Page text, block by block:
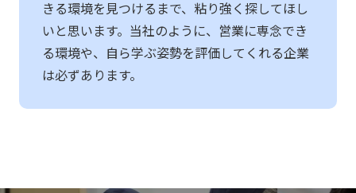
きる環境を見つけるまで、粘り強く探してほし
いと思います。当社のように、営業に専念でき
る環境や、自ら学ぶ姿勢を評価してくれる企業
は必ずあります。